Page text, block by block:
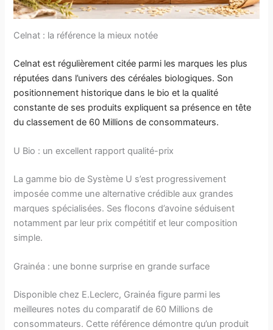
Celnat : la référence la mieux notée
Celnat est régulièrement citée parmi les marques les plus
réputées dans l’univers des céréales biologiques. Son
positionnement historique dans le bio et la qualité
constante de ses produits expliquent sa présence en tête
du classement de 60 Millions de consommateurs.
U Bio : un excellent rapport qualité-prix
La gamme bio de Système U s’est progressivement
imposée comme une alternative crédible aux grandes
marques spécialisées. Ses flocons d’avoine séduisent
notamment par leur prix compétitif et leur composition
simple.
Grainéa : une bonne surprise en grande surface
Disponible chez E.Leclerc, Grainéa figure parmi les
meilleures notes du comparatif de 60 Millions de
consommateurs. Cette référence démontre qu’un produit